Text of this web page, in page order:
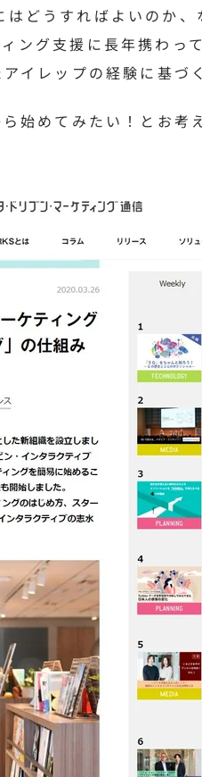
どうすればよいのか
ング支援に長年携わっ
レップの経験に基づ
始めてみたい！とお考